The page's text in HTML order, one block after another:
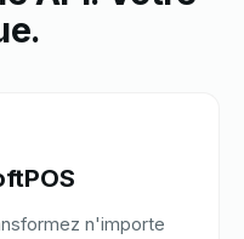
n'importe